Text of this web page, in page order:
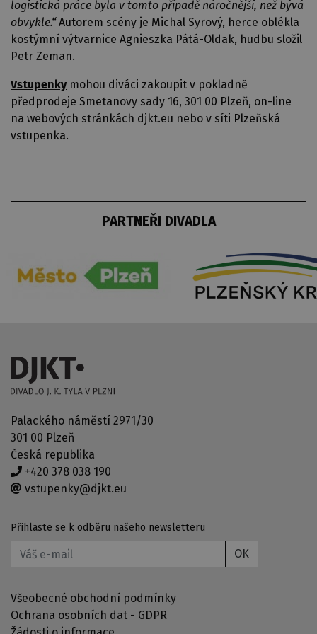
logistická práce byla v tomto případě náročnější, než bývá
obvykle.“Autorem scény je Michal Syrový, herce oblékla
kostýmní výtvarnice Agnieszka Pátá-Oldak, hudbu složil
Petr Zeman.
Vstupenkymohou diváci zakoupit v pokladně
předprodeje Smetanovy sady 16, 301 00 Plzeň, on-line
na webových stránkách djkt.eu nebo v síti Plzeňská
vstupenka.
PARTNEŘI DIVADLA
Palackého náměstí 2971/30
301 00 Plzeň
Česká republika
+420 378 038 190
vstupenky@djkt.eu
Přihlaste se k odběru našeho newsletteru
OK
Všeobecné obchodní podmínky
Ochrana osobních dat - GDPR